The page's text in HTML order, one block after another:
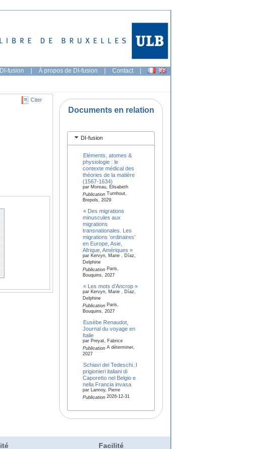
fusion | À propos de DI-fusion | Contact |
Citer
Documents en relation
DI-fusion
Eléments, atomes &
physiologie : le
contexte médical des
théories de la matière
(1567-1634)
par Moreau, Elisabeth
PublicationTurnhout,
Brepols, 2029
« Des migrations
minuscules aux
migrations
transnationales. Les
migrations ‘ordinaires’
en Europe, Asie,
Afrique, Amériques »
par Kervyn, Marie , Díaz,
Delphine
PublicationParis,
Bouquins, 2027
« Les mots d’Ancrop »
par Kervyn, Marie , Díaz,
Delphine
PublicationParis,
Bouquins, 2027
Eusèbe Renaudot,
Journal du voyage en
Italie
par Preyat, Fabrice
PublicationA déterminer,
2027
Schiavi dei Tedeschi.:I
prigionieri italiani di
Caporetto nel Belgio e
nella Francia invasa
par Lannoy, Pierre
Publication2026-12-31
Facilité